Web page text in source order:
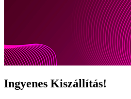
Ingyenes Kiszállítás!